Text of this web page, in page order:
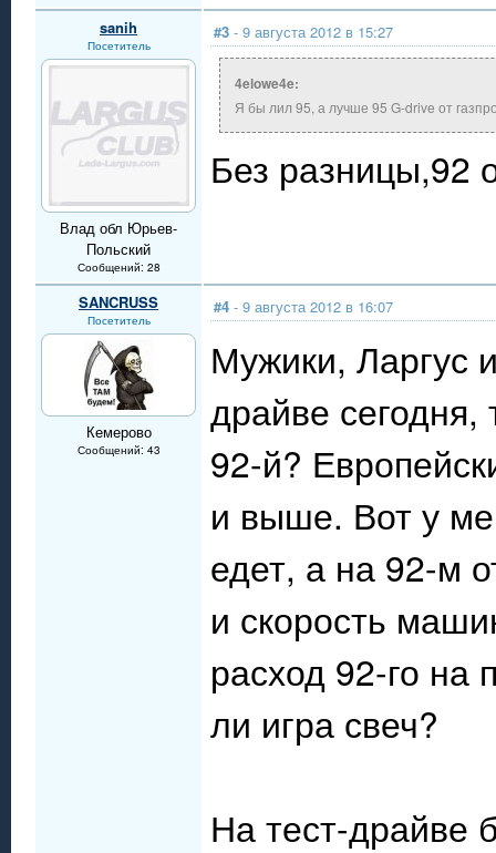
sanih
Посетитель
Влад обл Юрьев-
Польский
Сообщений: 28
#3 - 9 августа 2012 в 15:27
4elowe4e:
Я бы лил 95, а лучше 95 G-drive от
Без разницы,92
SANCRUSS
Посетитель
Кемерово
Сообщений: 43
#4 - 9 августа 2012 в 16:07
Мужики, Ларгус
драйве
92-й?
и выше. Вот у
едет, а на 92-м
и скорость
расход 92-го на
ли игра свеч?
На тест-драйве